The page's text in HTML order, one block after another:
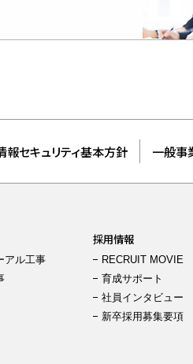
報セキュリティ基本方針 一般事
アル工事
採用情報
RECRUIT MOVIE
育成サポート
社員インタビュー
新卒採用募集要項